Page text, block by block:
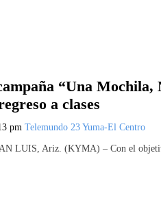
“Una Mochila,
a clases
pm Telemundo 23 Yuma-El Centro
LUIS, Ariz. (KYMA) – Con el